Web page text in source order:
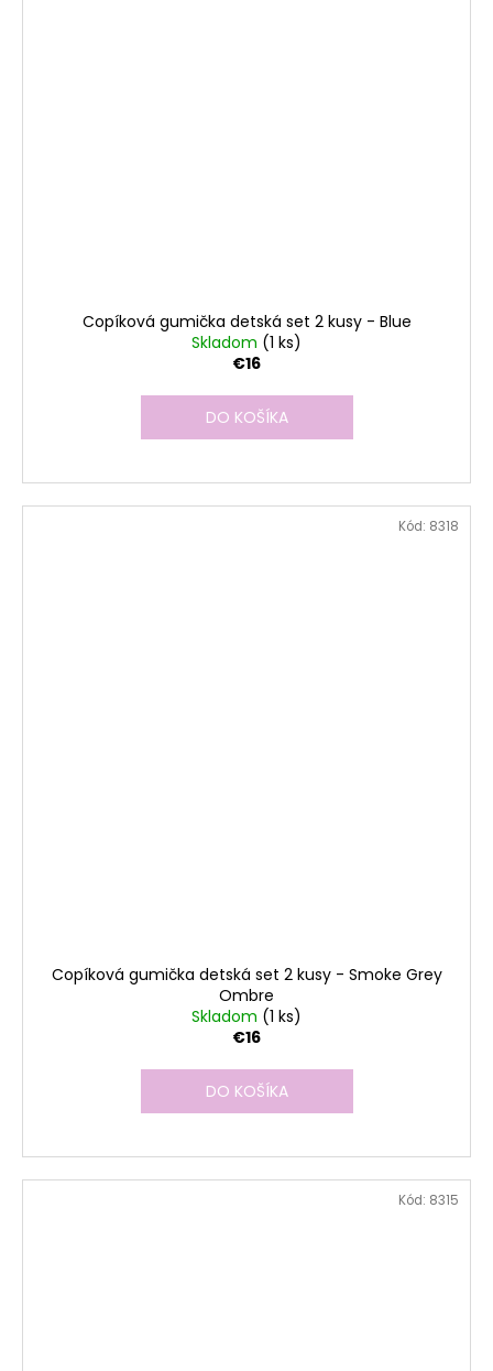
Copíková gumička detská set 2 kusy - Blue
Skladom (1 ks)
€16
DO KOŠÍKA
Copíková gumička detská set 2 kusy - Smoke Grey
Ombre
Skladom (1 ks)
€16
DO KOŠÍKA
Kód: 8318
Kód: 8315